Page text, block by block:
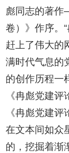
彪同志的著
卷）》作序。
赶上了伟大的
满时代气息的
的创作历程一
《冉彪党建
《冉彪党建
在文本间如众
的，挖掘着渐